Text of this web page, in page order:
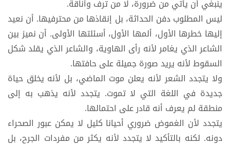
ينبغي أن يأتي من ضرورة، لا من ترف وأناقة.
ليس المطلوب دفن الحداثة، بل إنقاذها من محترفيها. أن نعيد
إليها خطرها الأول، ألمها الأول، أسئلتها الأولى. أن نميز بين
الشاعر الذي يغامر لأنه رأى الهاوية، والشاعر الذي يقلد شكل
السقوط لأنه يريد صورة جميلة على حافتها.
ولا يتجدد الشعر لأنه يعلن موت الماضي، بل لأنه يخلق حياة
جديدة في اللغة التي لا تموت. يتجدد لأنه يذهب به إلى
منطقة لم يعرف أنه قادر على احتمالها.
يتجدد لأن الغموض ضروري أحيانا كليل لا يمكن عبور الصحراء
دونه. لكنه بالتأكيد لا يتجدد لأنه يكثر من مفردات الجرح، بل